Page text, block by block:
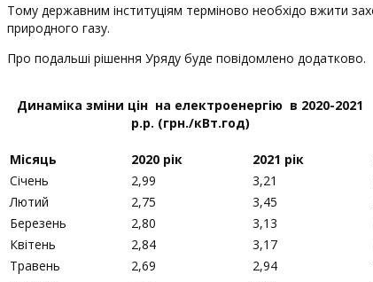
Тому державним інституціям терміново необхідо вжити
природного газу.
Про подальші рішення Уряду буде повідомлено додатково.
Динаміка зміни цін на електроенергію в 2020-2021
р.р. (грн./кВт.год)
Місяць 2020 рік 2021 рік
Січень
2,99 3,21
Лютий
2,75 3,45
Березень
2,80 3,13
Квітень
2,84 3,17
Травень
2,69 2,94